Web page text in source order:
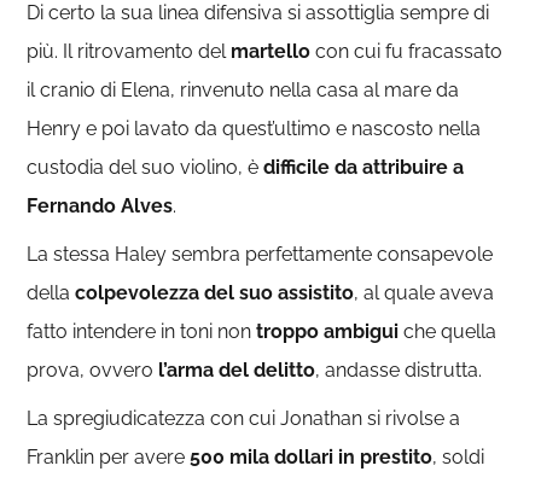
Di certo la sua linea difensiva si assottiglia sempre di
più. Il ritrovamento del martello con cui fu fracassato
il cranio di Elena, rinvenuto nella casa al mare da
Henry e poi lavato da quest’ultimo e nascosto nella
custodia del suo violino, èdifficile da attribuire a
Fernando Alves.
La stessa Haley sembra perfettamente consapevole
dellacolpevolezza del suo assistito, al quale aveva
fatto intendere in toni nontroppo ambigui che quella
prova, ovvero l’arma del delitto, andasse distrutta.
La spregiudicatezza con cui Jonathan si rivolse a
Franklin per avere500 mila dollari in prestito, soldi